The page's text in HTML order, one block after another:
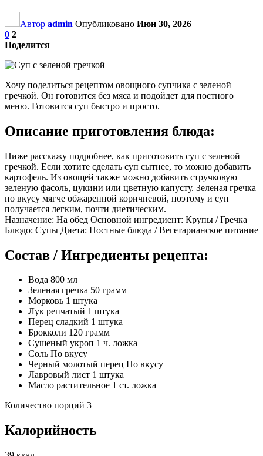
Автор admin Опубликовано Июн 30, 2026
0 2
Поделится
Хочу поделиться рецептом овощного супчика с зеленой
гречкой. Он готовится без мяса и подойдет для постного
меню. Готовится суп быстро и просто.
Описание приготовления блюда:
Ниже расскажу подробнее, как приготовить суп с зеленой
гречкой. Если хотите сделать суп сытнее, то можно добавить
картофель. Из овощей также можно добавить стручковую
зеленую фасоль, цукини или цветную капусту. Зеленая гречка
по вкусу мягче обжаренной коричневой, поэтому и суп
получается легким, почти диетическим.
Назначение: На обед Основной ингредиент: Крупы / Гречка
Блюдо: Супы Диета: Постные блюда / Вегетарианское питание
Состав / Ингредиенты рецепта:
Вода 800 мл
Зеленая гречка 50 грамм
Морковь 1 штука
Лук репчатый 1 штука
Перец сладкий 1 штука
Брокколи 120 грамм
Сушеный укроп 1 ч. ложка
Соль По вкусу
Черный молотый перец По вкусу
Лавровый лист 1 штука
Масло растительное 1 ст. ложка
Количество порций 3
Калорийность